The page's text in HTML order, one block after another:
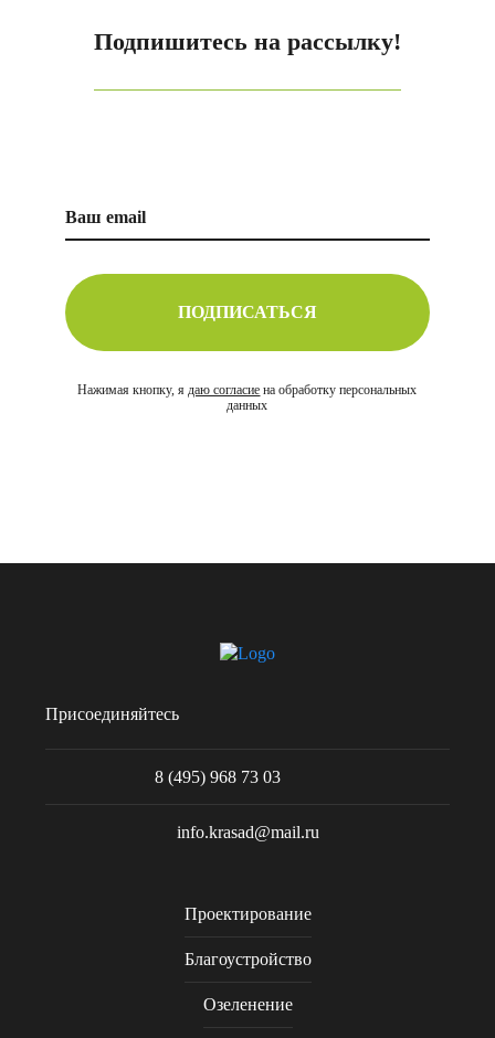
Подпишитесь на рассылку!
ПОДПИСАТЬСЯ
Нажимая кнопку, ядаю согласие на обработку персональных
данных
Присоединяйтесь
8 (495) 968 73 03
info.krasad@mail.ru
Проектирование
Благоустройство
Озеленение